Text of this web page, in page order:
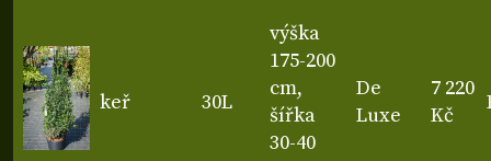
keř 30L
výška
175-200
cm,
šířka
30-40
De
Luxe
7 220
Kč